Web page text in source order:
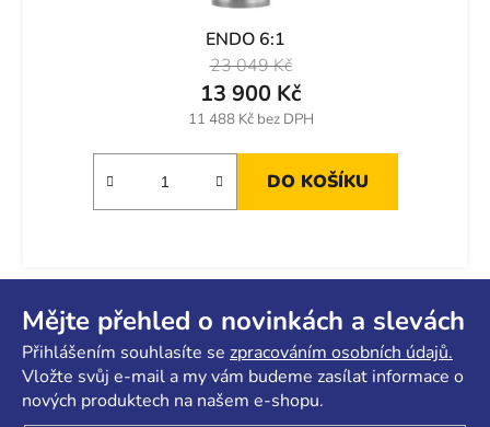
ENDO 6:1
11 488 Kč bez DPH
13 900 Kč
23 049 Kč
DO KOŠÍKU
Mějte přehled o novinkách a slevách
Přihlášením souhlasíte se zpracováním osobních údajů.
Vložte svůj e-mail a my vám budeme zasílat informace o
nových produktech na našem e-shopu.